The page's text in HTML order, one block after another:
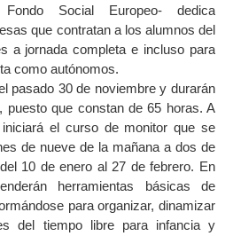
Social Europeo- dedica
que contratan a los alumnos del
a jornada completa e incluso para
como autónomos.
pasado 30 de noviembre y durarán
puesto que constan de 65 horas. A
el curso de monitor que se
de nueve de la mañana a dos de
10 de enero al 27 de febrero. En
herramientas básicas de
para organizar, dinamizar
del tiempo libre para infancia y